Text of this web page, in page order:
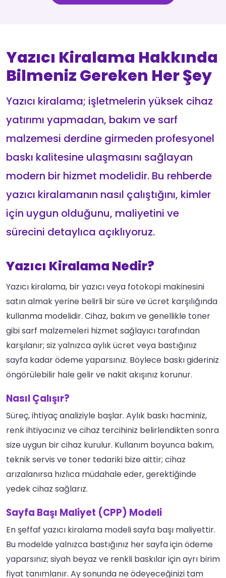
Yazıcı Kiralama Hakkında
Bilmeniz Gereken Her Şey
Yazıcı kiralama; işletmelerin yüksek cihaz
yatırımı yapmadan, bakım ve sarf
malzemesi derdine girmeden profesyonel
baskı kalitesine ulaşmasını sağlayan
modern bir hizmet modelidir. Bu rehberde
yazıcı kiralamanın nasıl çalıştığını, kimler
için uygun olduğunu, maliyetini ve
sürecini detaylıca açıklıyoruz.
Yazıcı Kiralama Nedir?
Yazıcı kiralama, bir yazıcı veya fotokopi makinesini
satın almak yerine belirli bir süre ve ücret karşılığında
kullanma modelidir. Cihaz, bakım ve genellikle toner
gibi sarf malzemeleri hizmet sağlayıcı tarafından
karşılanır; siz yalnızca aylık ücret veya bastığınız
sayfa kadar ödeme yaparsınız. Böylece baskı gideriniz
öngörülebilir hale gelir ve nakit akışınız korunur.
Nasıl Çalışır?
Süreç, ihtiyaç analiziyle başlar. Aylık baskı hacminiz,
renk ihtiyacınız ve cihaz tercihiniz belirlendikten sonra
size uygun bir cihaz kurulur. Kullanım boyunca bakım,
teknik servis ve toner tedariki bize aittir; cihaz
arızalanırsa hızlıca müdahale eder, gerektiğinde
yedek cihaz sağlarız.
Sayfa Başı Maliyet (CPP) Modeli
En şeffaf yazıcı kiralama modeli sayfa başı maliyettir.
Bu modelde yalnızca bastığınız her sayfa için ödeme
yaparsınız; siyah beyaz ve renkli baskılar için ayrı birim
fiyat tanımlanır. Ay sonunda ne ödeyeceğinizi tam